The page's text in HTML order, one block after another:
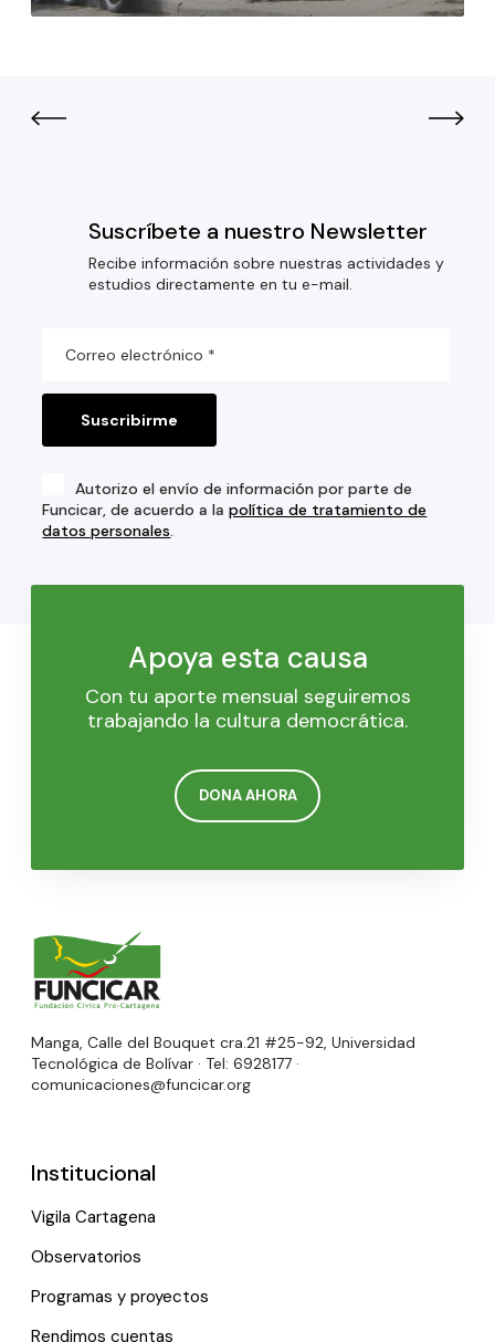
Suscríbete a nuestro Newsletter
Recibe información sobre nuestras actividades y
estudios directamente en tu e-mail.
Autorizo el envío de información por parte de
Funcicar, de acuerdo a lapolítica de tratamiento de
datos personales.
Apoya esta causa
Con tu aporte mensual seguiremos
trabajando la cultura democrática.
DONA AHORA
Manga, Calle del Bouquet cra.21 #25-92, Universidad
Tecnológica de Bolívar · Tel: 6928177 ·
comunicaciones@funcicar.org
Institucional
Vigila Cartagena
Observatorios
Programas y proyectos
Rendimos cuentas